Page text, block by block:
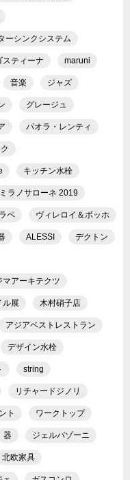
ーシンクシステム
スティーナ maruni
音楽 ジャズ
グレージュ
パオラ・レンティ
キッチン水栓
ミラノサローネ 2019
ペ ヴィレロイ＆ボッホ
ALESSI デクトン
マアーキテクツ
ル展 木村硝子店
アジアベストレストラン
デザイン水栓
string
リチャードジノリ
ト ワークトップ
器 ジェルバゾーニ
北欧家具